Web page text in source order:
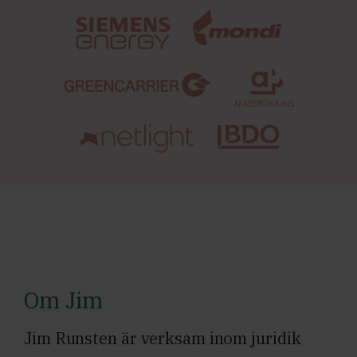
Om Jim
Jim Runsten är verksam inom juridik